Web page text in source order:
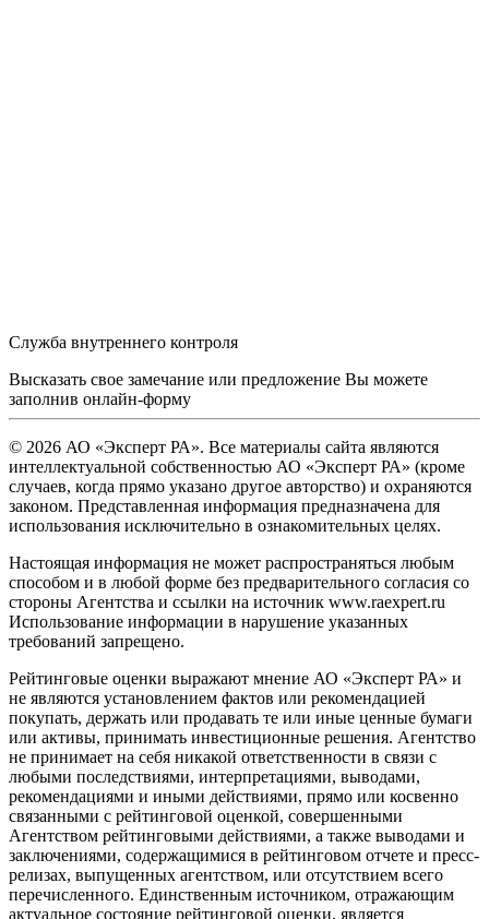
Служба внутреннего контроля
Высказать свое замечание или предложение Вы можете
заполнив онлайн-форму
© 2026 АО «Эксперт РА». Все материалы сайта являются
интеллектуальной собственностью АО «Эксперт РА» (кроме
случаев, когда прямо указано другое авторство) и охраняются
законом. Представленная информация предназначена для
использования исключительно в ознакомительных целях.
Настоящая информация не может распространяться любым
способом и в любой форме без предварительного согласия со
стороны Агентства и ссылки на источник www.raexpert.ru
Использование информации в нарушение указанных
требований запрещено.
Рейтинговые оценки выражают мнение АО «Эксперт РА» и
не являются установлением фактов или рекомендацией
покупать, держать или продавать те или иные ценные бумаги
или активы, принимать инвестиционные решения. Агентство
не принимает на себя никакой ответственности в связи с
любыми последствиями, интерпретациями, выводами,
рекомендациями и иными действиями, прямо или косвенно
связанными с рейтинговой оценкой, совершенными
Агентством рейтинговыми действиями, а также выводами и
заключениями, содержащимися в рейтинговом отчете и пресс-
релизах, выпущенных агентством, или отсутствием всего
перечисленного. Единственным источником, отражающим
актуальное состояние рейтинговой оценки, является